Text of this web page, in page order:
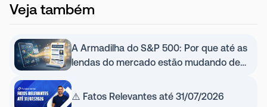
Veja também
A Armadilha do S&P 500: Por que até as
lendas do mercado estão mudando de
⚠️ Fatos Relevantes até 31/07/2026